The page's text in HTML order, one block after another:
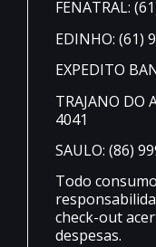
FENATRAL:
EDINHO: (61)
EXPEDITO
TRAJANO DO
4041
SAULO: (86)
Todo
check-out
despesas.